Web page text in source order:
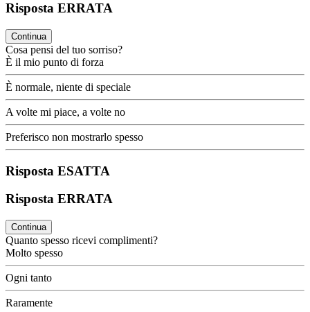
Risposta ERRATA
Continua
Cosa pensi del tuo sorriso?
È il mio punto di forza
È normale, niente di speciale
A volte mi piace, a volte no
Preferisco non mostrarlo spesso
Risposta ESATTA
Risposta ERRATA
Continua
Quanto spesso ricevi complimenti?
Molto spesso
Ogni tanto
Raramente